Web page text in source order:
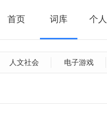
首页 词库 个
人文社会 电子游戏